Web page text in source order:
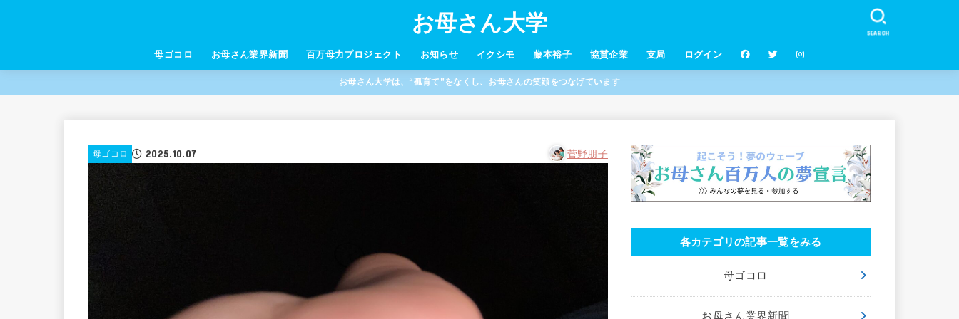
お母さん大学
母ゴコロ お母さん業界新聞 百万母力プロジェクト お知らせ イクシモ 藤本裕子 協賛企業 支局 ログイン
SEARCH
お母さん大学は、“孤育て”をなくし、お母さんの笑顔をつなげています
母ゴコロ 2025.10.07 菅野朋子
各カテゴリの記事一覧をみる
母ゴコロ
お母さん業界新聞